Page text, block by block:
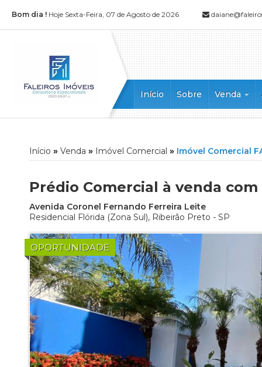
Bom dia ! Hoje Sexta-Feira, 07 de Agosto de 2026
Início Sobre Venda
Apartamento
Casa
Casa
Chácara
Cobertura
Imóvel
Loft
Sala
Salão
Sítio
Terreno
Início » Venda » Imóvel Comercial » Imóvel Comercial
Prédio Comercial à venda com
Avenida Coronel Fernando Ferreira Leite
Residencial Flórida (Zona Sul), Ribeirão Preto - SP
OPORTUNIDADE